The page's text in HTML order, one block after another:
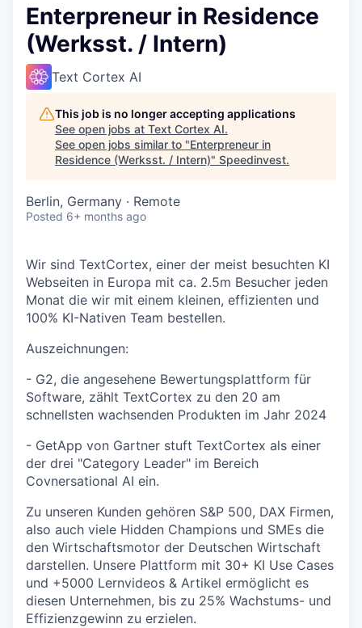
Enterpreneur in Residence
(Werksst. / Intern)
Text Cortex AI
This job is no longer accepting applications
See open jobs at Text Cortex AI.
See open jobs similar to "Enterpreneur in
Residence (Werksst. / Intern)" Speedinvest.
Berlin, Germany · Remote
Posted 6+ months ago
Wir sind TextCortex, einer der meist besuchten KI
Webseiten in Europa mit ca. 2.5m Besucher jeden
Monat die wir mit einem kleinen, effizienten und
100% KI-Nativen Team bestellen.
Auszeichnungen:
- G2, die angesehene Bewertungsplattform für
Software, zählt TextCortex zu den 20 am
schnellsten wachsenden Produkten im Jahr 2024
- GetApp von Gartner stuft TextCortex als einer
der drei "Category Leader" im Bereich
Covnersational AI ein.
Zu unseren Kunden gehören S&P 500, DAX Firmen,
also auch viele Hidden Champions und SMEs die
den Wirtschaftsmotor der Deutschen Wirtschaft
darstellen. Unsere Plattform mit 30+ KI Use Cases
und +5000 Lernvideos & Artikel ermöglicht es
diesen Unternehmen, bis zu 25% Wachstums- und
Effizienzgewinn zu erzielen.